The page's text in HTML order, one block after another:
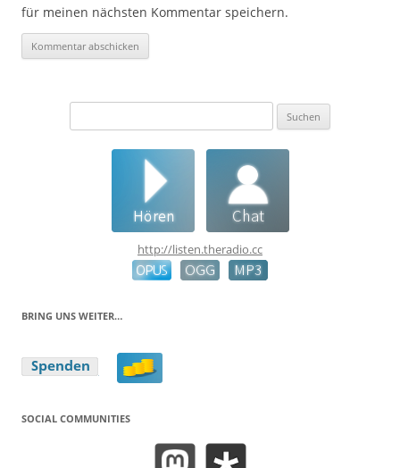
für meinen nächsten Kommentar speichern.
http://listen.theradio.cc
BRING UNS WEITER…
SOCIAL COMMUNITIES